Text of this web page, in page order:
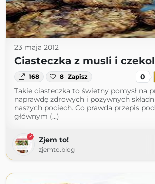
23 maja 2012
Ciasteczka z musli i
168 8 Zapisz 0
Takie ciasteczka to świetny pomysł na
naprawdę zdrowych i pożywnych
naszych pociech. Co prawda przepis
głównym (...)
Zjem to!
zjemto.blog